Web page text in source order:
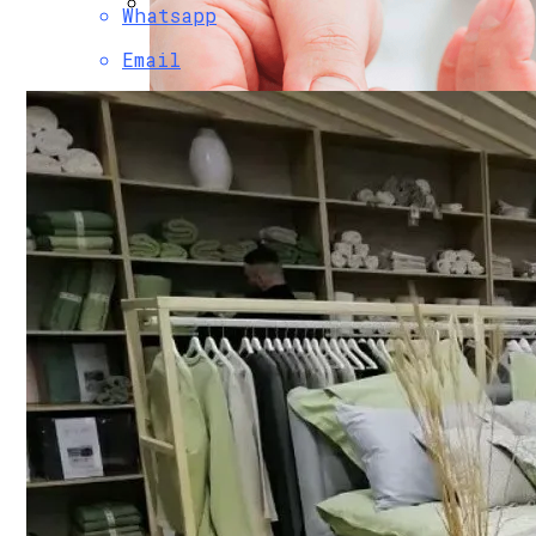
В Беларуси Начинает Работать
Финансовая Грамотность: Как
Как Найти Баланс Между Работой И
Почем «переобуться»? Разобрались
249 Пользователей Из 250 Возможных.
Научное Объяснение Через Сколько
Интересные И Познавательные Факты
Какие Болезни Люди Провоцируют
Whatsapp
Email